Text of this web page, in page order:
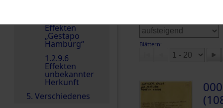
Effekten
„Gestapo
Hamburg“
1.2.9.6
Effekten
unbekannter
Herkunft
5. Verschiedenes
Blättern: